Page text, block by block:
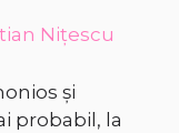
Nițescu
și
probabil, la